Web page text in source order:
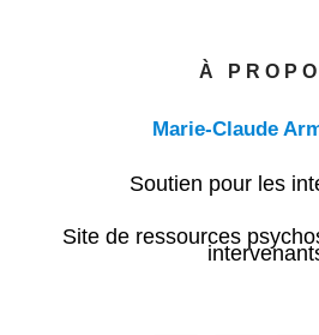
À
Marie-Claude
Soutien pour les
Site de ressources